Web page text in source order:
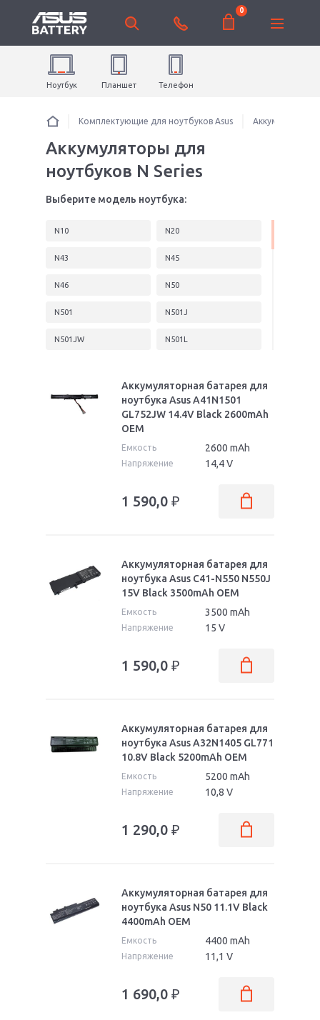
0
Ноутбук Планшет Телефон
Комплектующие для ноутбуков Asus Аккумуляторы
Аккумуляторы для
ноутбуков N Series
Выберите модель ноутбука:
N10 N20
N43 N45
N46 N50
N501 N501J
N501JW N501L
N51
N55
N552VW
N61 N70
N752
N80 N81
Аккумуляторная батарея для
ноутбука Asus A41N1501
GL752JW 14.4V Black 2600mAh
OEM
Емкость 2600 mAh
Напряжение 14,4 V
1 590,0 ₽
Аккумуляторная батарея для
ноутбука Asus C41-N550 N550J
15V Black 3500mAh OEM
Емкость 3500 mAh
Напряжение 15 V
1 590,0 ₽
Аккумуляторная батарея для
ноутбука Asus A32N1405 GL771
10.8V Black 5200mAh OEM
Емкость 5200 mAh
Напряжение 10,8 V
1 290,0 ₽
Аккумуляторная батарея для
ноутбука Asus N50 11.1V Black
4400mAh OEM
Емкость 4400 mAh
Напряжение 11,1 V
1 690,0 ₽